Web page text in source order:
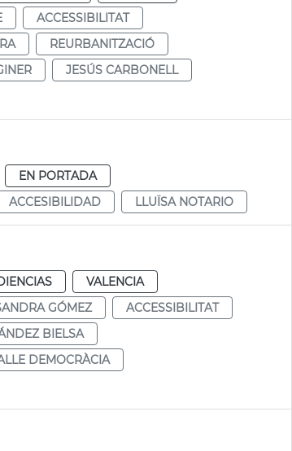
ACCESSIBILITAT
REURBANITZACIÓ
JESÚS CARBONELL
EN PORTADA
ACCESIBILIDAD LLUÏSA NOTARIO
VALENCIA
GÓMEZ
ACCESSIBILITAT
BIELSA
DEMOCRÀCIA